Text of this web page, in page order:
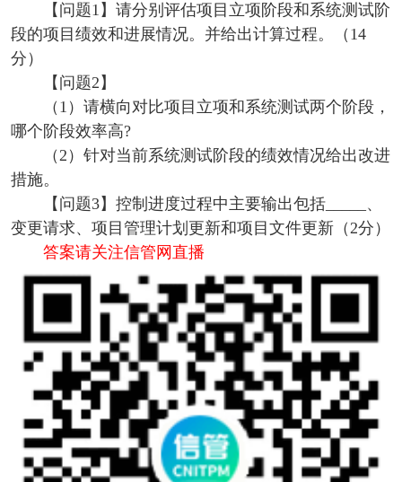
【问题1】请分别评估项目立项阶段和系统测试阶
段的项目绩效和进展情况。并给出计算过程。（14
分）
【问题2】
（1）请横向对比项目立项和系统测试两个阶段，
哪个阶段效率高?
（2）针对当前系统测试阶段的绩效情况给出改进
措施。
【问题3】控制进度过程中主要输出包括_____、
变更请求、项目管理计划更新和项目文件更新（2分）
答案请关注信管网直播